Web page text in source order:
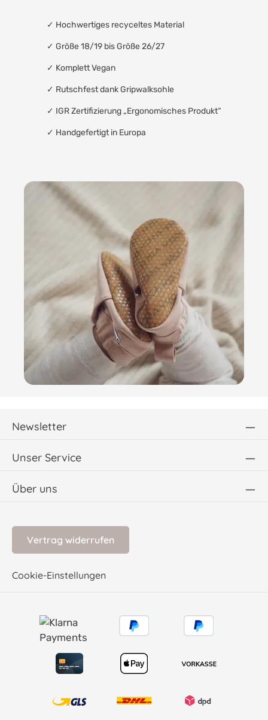
✓ Hochwertiges recyceltes Material
✓ Größe 18/19 bis Größe 26/27
✓ Komplett Vegan
✓ Rutschfest dank Gripwalksohle
✓ IGR Zertifizierung „Ergonomisches Produkt“
✓ Handgefertigt in Europa
Newsletter
Unser Service
Über uns
Vertrag widerrufen
Cookie-Einstellungen